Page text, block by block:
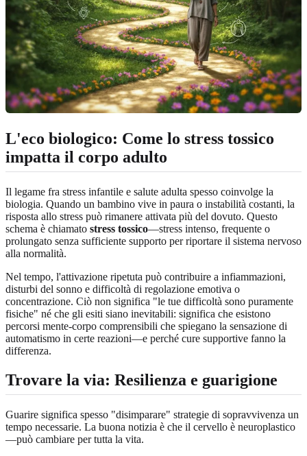
L'eco biologico: Come lo stress tossico
impatta il corpo adulto
Il legame fra stress infantile e salute adulta spesso coinvolge la
biologia. Quando un bambino vive in paura o instabilità costanti, la
risposta allo stress può rimanere attivata più del dovuto. Questo
schema è chiamato stress tossico—stress intenso, frequente o
prolungato senza sufficiente supporto per riportare il sistema nervoso
alla normalità.
Nel tempo, l'attivazione ripetuta può contribuire a infiammazioni,
disturbi del sonno e difficoltà di regolazione emotiva o
concentrazione. Ciò non significa "le tue difficoltà sono puramente
fisiche" né che gli esiti siano inevitabili: significa che esistono
percorsi mente-corpo comprensibili che spiegano la sensazione di
automatismo in certe reazioni—e perché cure supportive fanno la
differenza.
Trovare la via: Resilienza e guarigione
Guarire significa spesso "disimparare" strategie di sopravvivenza un
tempo necessarie. La buona notizia è che il cervello è neuroplastico
—può cambiare per tutta la vita.